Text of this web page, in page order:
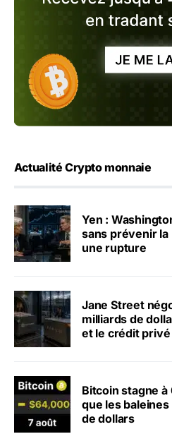
Actualité Crypto monnaie
Yen :
sans prévenir la
une rupture
Jane Street
milliards de
et le crédit privé
Bitcoin stagne
que les
de dollars